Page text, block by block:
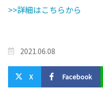
>>詳細はこちらから
2021.06.08
X Facebook